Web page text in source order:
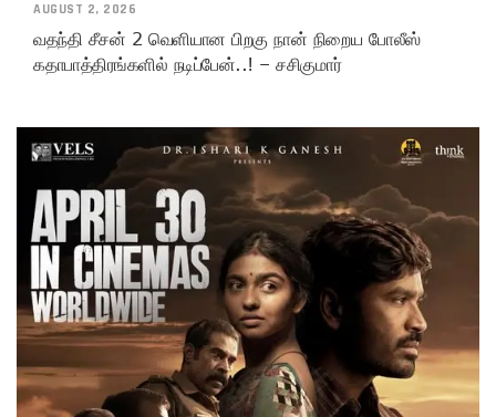
AUGUST 2, 2026
வதந்தி சீசன் 2 வெளியான பிறகு நான் நிறைய போலீஸ்
கதாபாத்திரங்களில் நடிப்பேன்..! – சசிகுமார்